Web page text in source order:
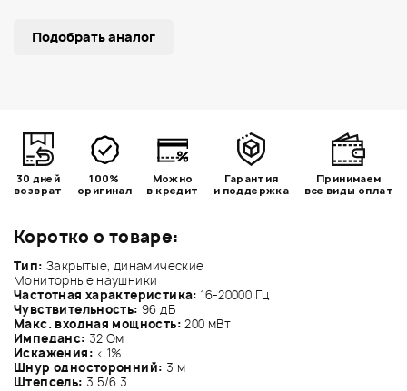
Коротко о товаре:
Тип: Закрытые, динамические
Мониторные наушники
Частотная характеристика:16-20000 Гц
Чувствительность:96 дБ
Макс. входная мощность:200 мВт
Импеданс: 32 Ом
Искажения: < 1%
Шнур односторонний: 3 м
Штепсель: 3.5/6.3
Подобрать аналог
30 дней
возврат
100%
оригинал
Можно
в кредит
Гарантия
и поддержка
Принимаем
все виды оплат